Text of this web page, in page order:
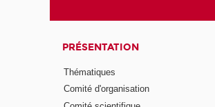
PRÉSENTATION
Thématiques
Comité d'organisation